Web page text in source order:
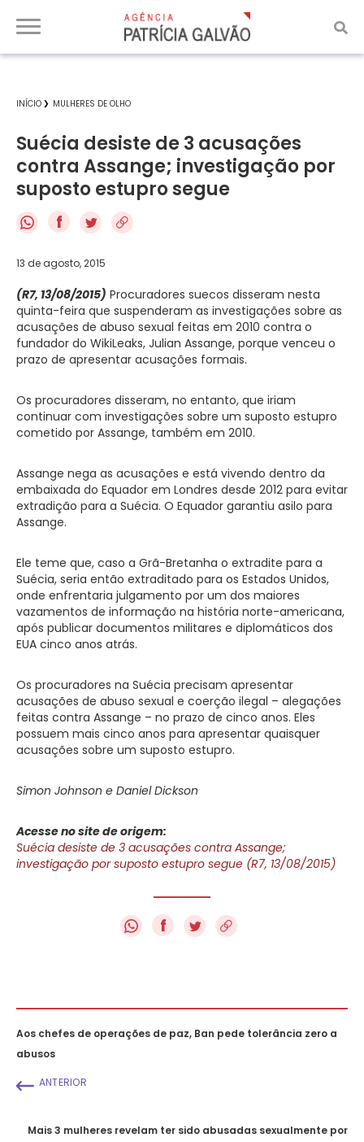
INÍCIO MULHERES DE OLHO
Suécia desiste de 3 acusações
contra Assange; investigação por
suposto estupro segue
f
13 de agosto, 2015
(R7, 13/08/2015) Procuradores suecos disseram nesta
quinta-feira que suspenderam as investigações sobre as
acusações de abuso sexual feitas em 2010 contra o
fundador do WikiLeaks, Julian Assange, porque venceu o
prazo de apresentar acusações formais.
Os procuradores disseram, no entanto, que iriam
continuar com investigações sobre um suposto estupro
cometido por Assange, também em 2010.
Assange nega as acusações e está vivendo dentro da
embaixada do Equador em Londres desde 2012 para evitar
extradição para a Suécia. O Equador garantiu asilo para
Assange.
Ele teme que, caso a Grã-Bretanha o extradite para a
Suécia, seria então extraditado para os Estados Unidos,
onde enfrentaria julgamento por um dos maiores
vazamentos de informação na história norte-americana,
após publicar documentos militares e diplomáticos dos
EUA cinco anos atrás.
Os procuradores na Suécia precisam apresentar
acusações de abuso sexual e coerção ilegal – alegações
feitas contra Assange – no prazo de cinco anos. Eles
possuem mais cinco anos para apresentar quaisquer
acusações sobre um suposto estupro.
Simon Johnson e Daniel Dickson
Acesse no site de origem:
Suécia desiste de 3 acusações contra Assange;
investigação por suposto estupro segue (R7, 13/08/2015)
f
Aos chefes de operações de paz, Ban pede tolerância zero a
abusos
ANTERIOR
Mais 3 mulheres revelam ter sido abusadas sexualmente por